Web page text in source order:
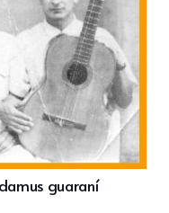
guaraní